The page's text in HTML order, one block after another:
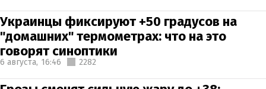
Украинцы фиксируют +50 градусов на
"домашних" термометрах: что на это
говорят синоптики
6 августа, 16:46 2282